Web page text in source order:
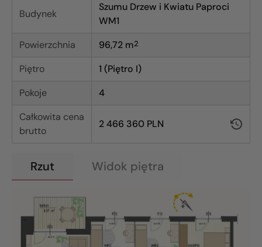
Budynek
Szumu Drzew i Kwiatu Paproci
WM1
Powierzchnia
96,72 m2
Piętro
1 (Piętro I)
Pokoje
4
Całkowita cena
brutto
2 466 360 PLN
Rzut Widok piętra